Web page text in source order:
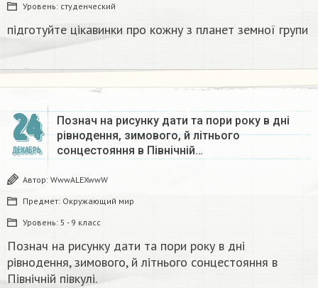
Уровень: студенческий
підготуйте цікавинки про кожну з планет земної групи
24
ДЕКАБРЬ
Познач на рисунку дати та пори року в дні
рівнодення, зимового, й літнього
сонцестояння в Північній…
Автор: WwwALEXwwW
Предмет: Окружающий мир
Уровень: 5 - 9 класс
Познач на рисунку дати та пори року в дні
рівнодення, зимового, й літнього сонцестояння в
Північній півкулі.